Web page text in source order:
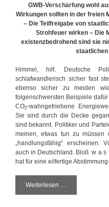
GWB-Verschärfung wohl
Wirkungen sollten in der freien
– Die Teilfreigabe von
Strohfeuer wirken – Die
existenzbedrohend sind sie
Himmel, hilf. Deutsche
schlafwandlerisch sicher fast
ebenso sicher zu meiden
folgenschwersten Beispiele
CO2-wahngetriebene
Sie sind durch die Decke
sind bekannt. Politiker und
meinen, etwas tun zu müssen
„handlungsfähig“ erscheinen.
auch in Deutschland. Bloß w a
hat für eine eilfertige
Weiterlesen …
a